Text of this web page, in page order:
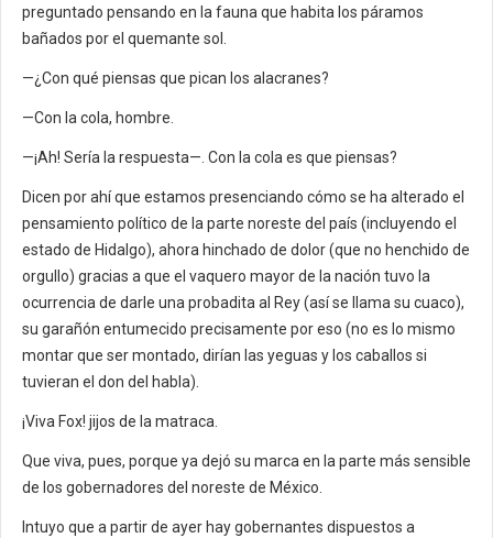
preguntado pensando en la fauna que habita los páramos
bañados por el quemante sol.
—¿Con qué piensas que pican los alacranes?
—Con la cola, hombre.
—¡Ah! Sería la respuesta—. Con la cola es que piensas?
Dicen por ahí que estamos presenciando cómo se ha alterado el
pensamiento político de la parte noreste del país (incluyendo el
estado de Hidalgo), ahora hinchado de dolor (que no henchido de
orgullo) gracias a que el vaquero mayor de la nación tuvo la
ocurrencia de darle una probadita al Rey (así se llama su cuaco),
su garañón entumecido precisamente por eso (no es lo mismo
montar que ser montado, dirían las yeguas y los caballos si
tuvieran el don del habla).
¡Viva Fox! jijos de la matraca.
Que viva, pues, porque ya dejó su marca en la parte más sensible
de los gobernadores del noreste de México.
Intuyo que a partir de ayer hay gobernantes dispuestos a